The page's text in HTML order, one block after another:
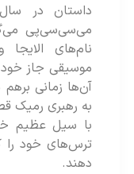
می‌سی‌سی‌پی
نام‌های
موسیقی جاز خود
آن‌ها زمانی
به رهبری رمیک
با سیل عظیم
ترس‌های خود را
دهند.